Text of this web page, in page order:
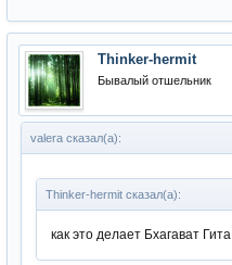
Thinker-hermit
Бывалый отшельник
valera сказал(а):
Thinker-hermit сказал(а):
как это делает Бхагават Гита